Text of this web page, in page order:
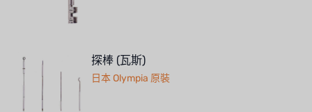
探棒 (瓦斯)
日本 Olympia 原裝